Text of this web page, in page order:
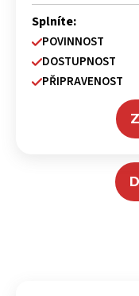
Splníte:
POVINNOST
DOSTUPNOST
PŘIPRAVENOST